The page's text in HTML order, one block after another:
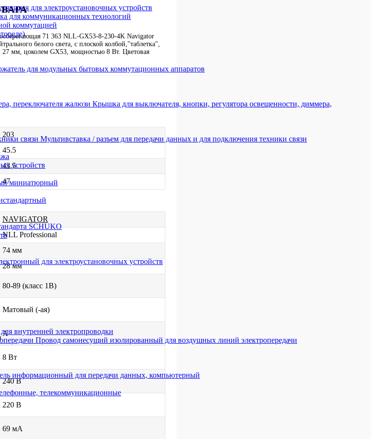
для электроустановочных устройств
для коммуникационных технологий
коммутацией
для модульных бытовых коммутационных аппаратов
Крышка для выключателя, кнопки, регулятора освещенности, диммера,
Мультивставка / разъем для передачи данных и для подключения техники связи
устройств
миниатюрный
SCHUKO
для электроустановочных устройств
внутренней электропроводки
Провод самонесущий изолированный для воздушных линий электропередачи
информационный для передачи данных, компьютерный
телекоммуникационные
71 363 NLL-GX53-8-230-4K Navigator
белого света, с плоской колбой,"таблетка",
мм, цоколем GX53, мощностью 8 Вт. Цветовая
203
45.5
43.5
47
NAVIGATOR
NLL Professional
74 мм
28 мм
80-89 (класс 1В)
Матовый (-ая)
A
8 Вт
240 В
220 В
69 мА